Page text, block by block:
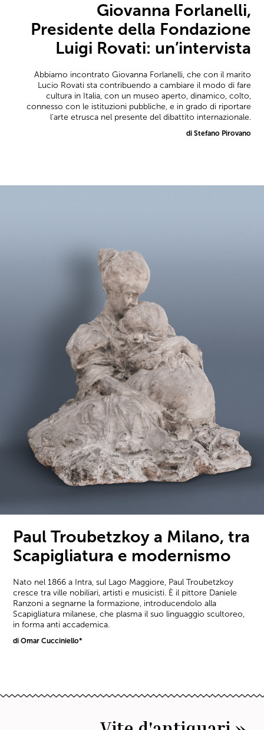
Giovanna Forlanelli,
Presidente della Fondazione
Luigi Rovati: un’intervista
Abbiamo incontrato Giovanna Forlanelli, che con il marito
Lucio Rovati sta contribuendo a cambiare il modo di fare
cultura in Italia, con un museo aperto, dinamico, colto,
connesso con le istituzioni pubbliche, e in grado di riportare
l'arte etrusca nel presente del dibattito internazionale.
di Stefano Pirovano
Paul Troubetzkoy a Milano, tra
Scapigliatura e modernismo
Nato nel 1866 a Intra, sul Lago Maggiore, Paul Troubetzkoy
cresce tra ville nobiliari, artisti e musicisti. È il pittore Daniele
Ranzoni a segnarne la formazione, introducendolo alla
Scapigliatura milanese, che plasma il suo linguaggio scultoreo,
in forma anti accademica.
di Omar Cucciniello*